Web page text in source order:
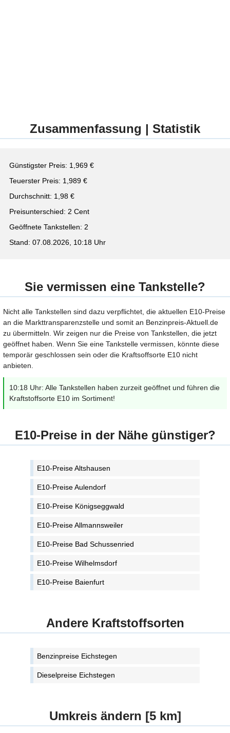
Zusammenfassung | Statistik
Günstigster Preis: 1,969 €
Teuerster Preis: 1,989 €
Durchschnitt: 1,98 €
Preisunterschied: 2 Cent
Geöffnete Tankstellen: 2
Stand: 07.08.2026, 10:18 Uhr
Sie vermissen eine Tankstelle?
Nicht alle Tankstellen sind dazu verpflichtet, die aktuellen E10-Preise
an die Markttransparenzstelle und somit an Benzinpreis-Aktuell.de
zu übermitteln. Wir zeigen nur die Preise von Tankstellen, die jetzt
geöffnet haben. Wenn Sie eine Tankstelle vermissen, könnte diese
temporär geschlossen sein oder die Kraftsoffsorte E10 nicht
anbieten.
10:18 Uhr: Alle Tankstellen haben zurzeit geöffnet und führen die
Kraftstoffsorte E10 im Sortiment!
E10-Preise in der Nähe günstiger?
E10-Preise Altshausen
E10-Preise Aulendorf
E10-Preise Königseggwald
E10-Preise Allmannsweiler
E10-Preise Bad Schussenried
E10-Preise Wilhelmsdorf
E10-Preise Baienfurt
Andere Kraftstoffsorten
Benzinpreise Eichstegen
Dieselpreise Eichstegen
Umkreis ändern [5 km]